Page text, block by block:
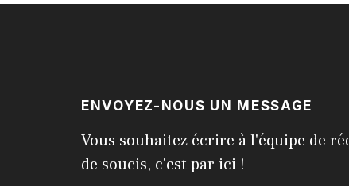
ENVOYEZ-NOUS UN MESSAGE
Vous souhaitez écrire à l'équipe de
de soucis, c'est par ici !